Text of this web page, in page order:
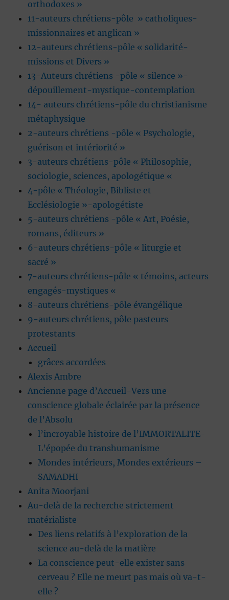
orthodoxes »
11-auteurs chrétiens-pôle » catholiques-
missionnaires et anglican »
12-auteurs chrétiens-pôle « solidarité-
missions et Divers »
13-Auteurs chrétiens -pôle « silence »-
dépouillement-mystique-contemplation
14- auteurs chrétiens-pôle du christianisme
métaphysique
2-auteurs chrétiens -pôle « Psychologie,
guérison et intériorité »
3-auteurs chrétiens-pôle « Philosophie,
sociologie, sciences, apologétique «
4-pôle « Théologie, Bibliste et
Ecclésiologie »-apologétiste
5-auteurs chrétiens -pôle « Art, Poésie,
romans, éditeurs »
6-auteurs chrétiens-pôle « liturgie et
sacré »
7-auteurs chrétiens-pôle « témoins, acteurs
engagés-mystiques «
8-auteurs chrétiens-pôle évangélique
9-auteurs chrétiens, pôle pasteurs
protestants
Accueil
grâces accordées
Alexis Ambre
Ancienne page d’Accueil-Vers une
conscience globale éclairée par la présence
de l’Absolu
l’incroyable histoire de l’IMMORTALITE-
L’épopée du transhumanisme
Mondes intérieurs, Mondes extérieurs –
SAMADHI
Anita Moorjani
Au-delà de la recherche strictement
matérialiste
Des liens relatifs à l’exploration de la
science au-delà de la matière
La conscience peut-elle exister sans
cerveau ? Elle ne meurt pas mais où va-t-
elle ?